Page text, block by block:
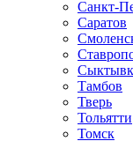
Санкт-
Саратов
Тамбов
Тверь
Тольятти
Томск